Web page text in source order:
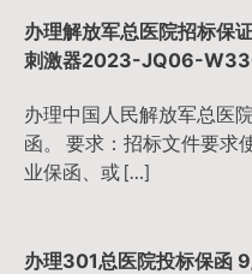
办理解放军总医院招标保
刺激器2023-JQ06-
办理中国人民解放军总医
函。 要求：招标文件要求
业保函、或 […]
办理301总医院投标保函